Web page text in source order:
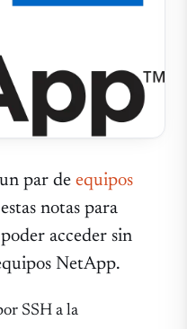
par de equipos
notas para
acceder sin
NetApp.
SSH a la